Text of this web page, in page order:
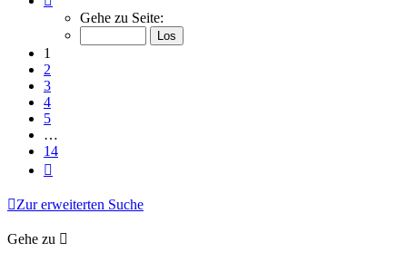
von
Gehe zu Seite:
1
2
3
4
5
…
14
Zur erweiterten Suche
Gehe zu